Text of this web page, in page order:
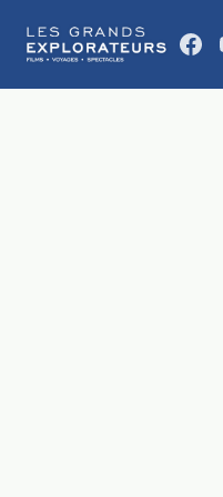
Les Grands Explorateurs